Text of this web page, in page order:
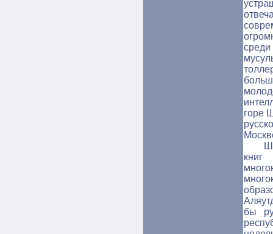
горе
бы